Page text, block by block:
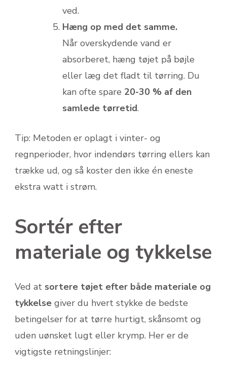
ved.
Hæng op med det samme.
Når overskydende vand er
absorberet, hæng tøjet på bøjle
eller læg det fladt til tørring. Du
kan ofte spare 20-30 % af den
samlede tørretid.
Tip: Metoden er oplagt i vinter- og
regnperioder, hvor indendørs tørring ellers kan
trække ud, og så koster den ikke én eneste
ekstra watt i strøm.
Sortér efter
materiale og tykkelse
Ved at sortere tøjet efter både materiale og
tykkelse giver du hvert stykke de bedste
betingelser for at tørre hurtigt, skånsomt og
uden uønsket lugt eller krymp. Her er de
vigtigste retningslinjer: